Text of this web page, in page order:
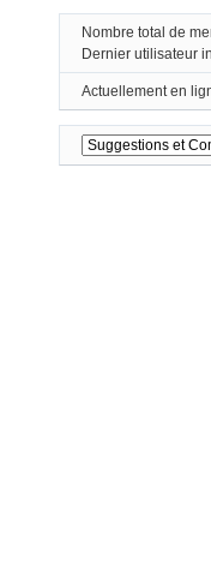
Nombre total de
Dernier utilisateur
Actuellement en